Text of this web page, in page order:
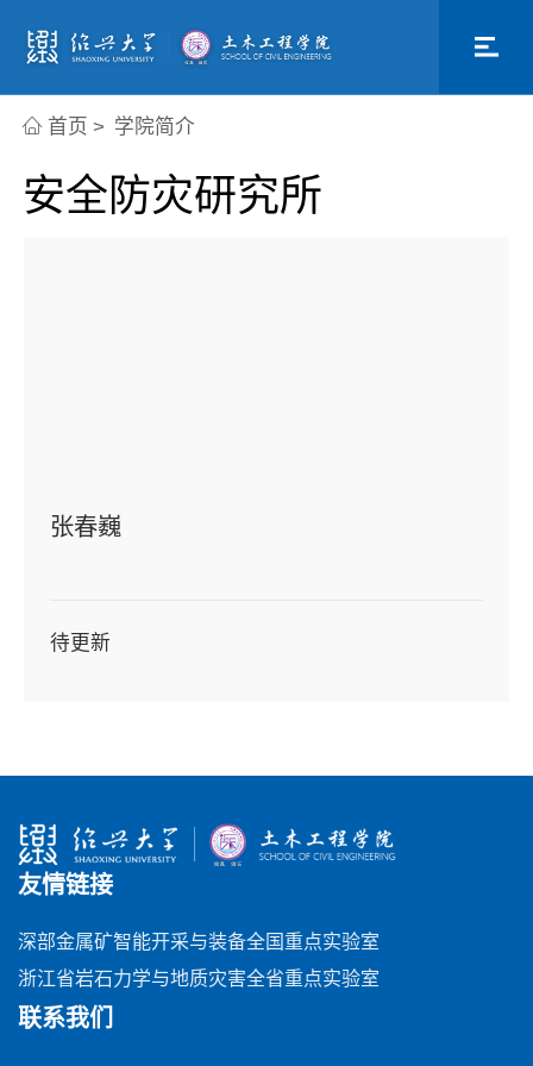
首页 > 学院简介
安全防灾研究所
张春巍
待更新
友情链接
深部金属矿智能开采与装备全国重点实验室
浙江省岩石力学与地质灾害全省重点实验室
联系我们